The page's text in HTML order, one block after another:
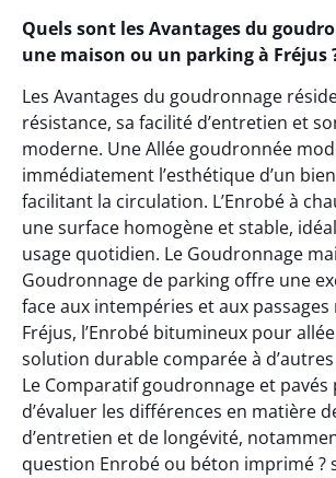
Quels sont les Avantages du
une maison ou un parking à Fréjus
Les Avantages du goudronnage
résistance, sa facilité d’entretien et
moderne. Une Allée goudronnée
immédiatement l’esthétique d’un
facilitant la circulation. L’Enrobé à
une surface homogène et stable,
usage quotidien. Le Goudronnage
Goudronnage de parking offre une
face aux intempéries et aux passages
Fréjus, l’Enrobé bitumineux pour
solution durable comparée à
Le Comparatif goudronnage et
d’évaluer les différences en matière
d’entretien et de longévité,
question Enrobé ou béton imprimé ?